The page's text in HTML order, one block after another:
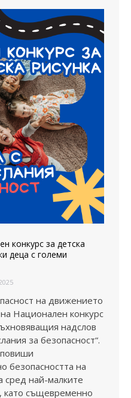
конкурс за детска
деца с големи
на движението
Национален конкурс
надслов
за безопасност“.
безопасността на
най-малките
като същевременно